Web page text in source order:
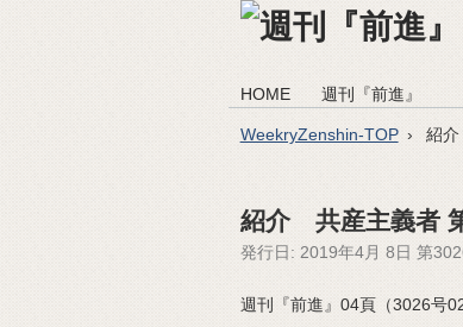
HOME 週刊『前進』
WeekryZenshin-TOP 紹
紹介 共産主義者
発行日: 2019年4月 8日 第
週刊『前進』04頁（3026号